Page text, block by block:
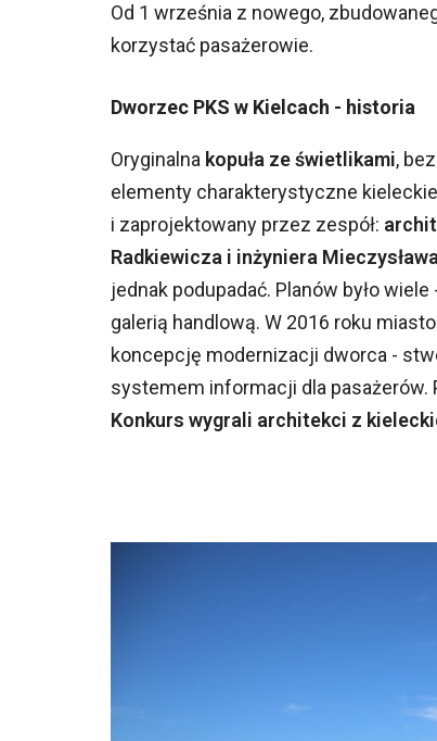
Od 1 września z nowego,
korzystać pasażerowie.
Dworzec PKS w Kielcach - historia
Oryginalna kopuła ze świetlikami,
elementy charakterystyczne
i zaprojektowany przez zespół:
Radkiewicza i inżyniera
jednak podupadać. Planów było
galerią handlową. W 2016 roku
koncepcję modernizacji dworca -
systemem informacji dla pasażerów.
Konkurs wygrali architekci z